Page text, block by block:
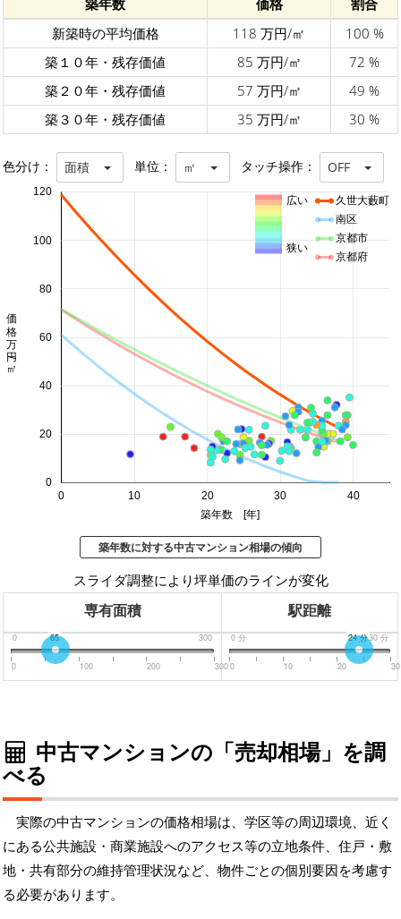
築年数 価格
割合
新築時の平均価格
118 万円/㎡
100 %
築１０年・残存価値
85 万円/㎡
72 %
築２０年・残存価値
57 万円/㎡
49 %
築３０年・残存価値
35 万円/㎡ 30 %
色分け： 面積 単位： ㎡ タッチ操作： OFF
0 10 20 30 40
0
20
40
60
80
100
120
築年数 [年]
価格 万円/㎡
久世大藪町
南区
京都市
京都府
広い
狭い
築年数に対する中古マンション相場の傾向
スライダ調整により坪単価のラインが変化
専有面積 駅距離
0 300
65
0 100 200 300
0 分 30 分
24分
0 10 20 30
中古マンションの「売却相場」を調
べる
実際の中古マンションの価格相場は、学区等の周辺環境、近く
にある公共施設・商業施設へのアクセス等の立地条件、住戸・敷
地・共有部分の維持管理状況など、物件ごとの個別要因を考慮す
る必要があります。